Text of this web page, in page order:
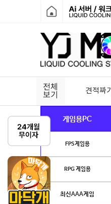
전체
보기
견적짜기
게임용PC
FPS게임용
RPG 게임용
최신AAA게임